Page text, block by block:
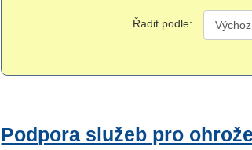
Řadit podle:
Podpora služeb pro